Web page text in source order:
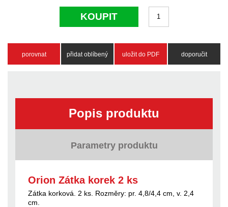
KOUPIT
porovnat přidat oblíbený uložit do PDF doporučit
Popis produktu
Parametry produktu
Orion Zátka korek 2 ks
Zátka korková. 2 ks. Rozměry: pr. 4,8/4,4 cm, v. 2,4
cm.